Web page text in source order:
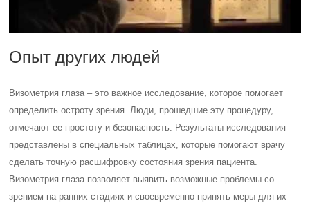
Опыт других людей
Визометрия глаза – это важное исследование, которое помогает
определить остроту зрения. Люди, прошедшие эту процедуру,
отмечают ее простоту и безопасность. Результаты исследования
представлены в специальных таблицах, которые помогают врачу
сделать точную расшифровку состояния зрения пациента.
Визометрия глаза позволяет выявить возможные проблемы со
зрением на ранних стадиях и своевременно принять меры для их